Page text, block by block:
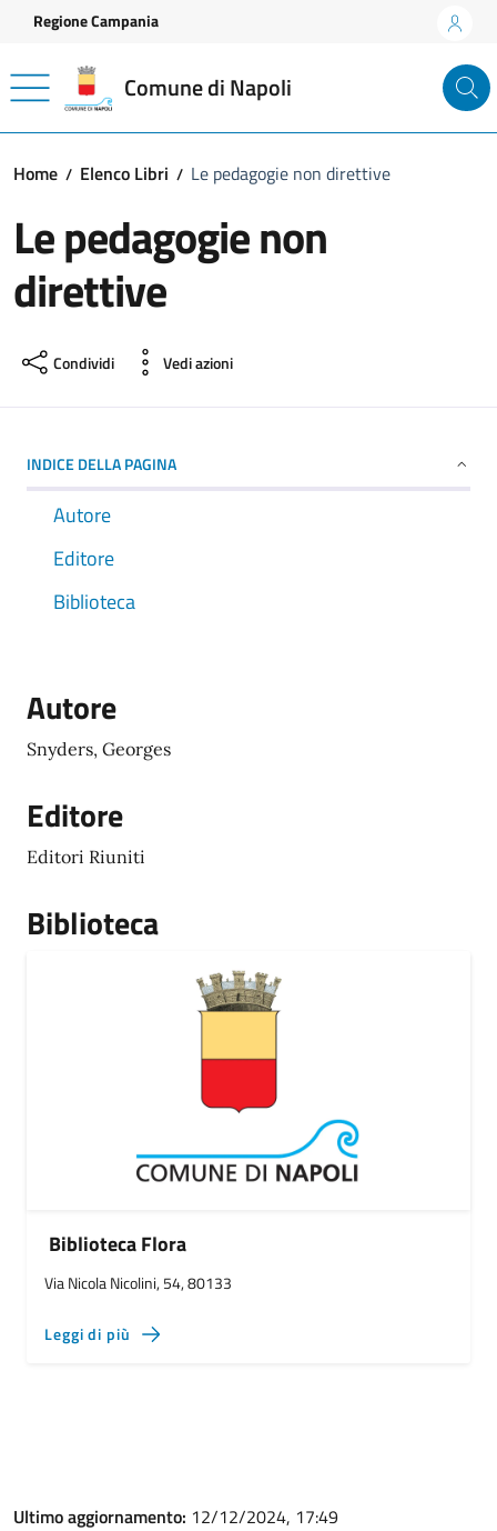
Vai ai contenuti
Vai al footer
Regione Campania
Comune di Napoli
Home Elenco Libri Le pedagogie non direttive
Le pedagogie non
direttive
Condividi Vedi azioni
INDICE DELLA PAGINA
Autore
Editore
Biblioteca
Autore
Snyders, Georges
Editore
Editori Riuniti
Biblioteca
Biblioteca Flora
Via Nicola Nicolini, 54, 80133
Leggi di più
Ultimo aggiornamento: 12/12/2024, 17:49